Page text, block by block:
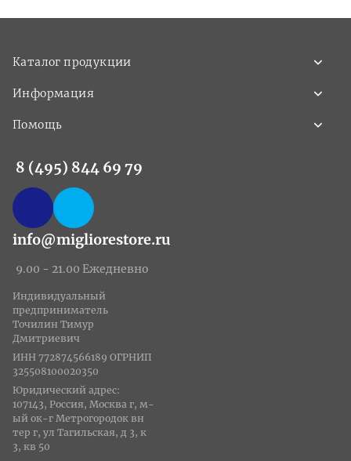
Каталог продукции
Информация
Помощь
8 (495) 844 69 79
info@migliorestore.ru
9.00 - 21.00 Ежедневно
Индивидуальный
предприниматель
Точилин Тимур
Дмитриевич
ИНН 772874566189 ОГРНИП
325508100020350
Юридический адрес:
107143, Россия, Москва г, м-
ый ок-г Метрогородок вн
тер г, ул Тагильская, д 3, к
3, кв 50